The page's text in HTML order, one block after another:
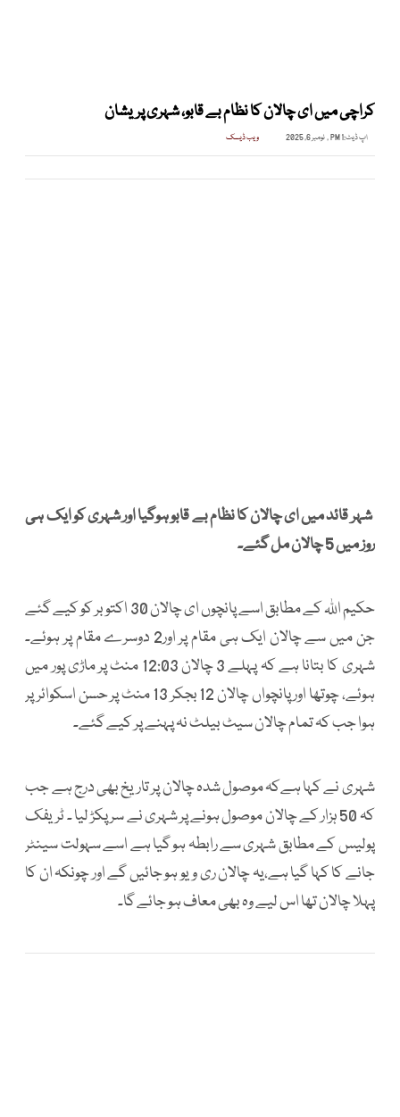
کراچی میں ای چالان کا نظام بے قابو، شہری پریشان
اپ ڈیٹ:1 PM , نومبر 6, 2025 ویب ڈیسک
شہر قائد میں ای چالان کا نظام بے قابو ہوگیا اور شہری کو ایک ہی
روز میں 5 چالان مل گئے۔
حکیم اللہ کے مطابق اسے پانچوں ای چالان 30 اکتوبر کو کیے گئے
جن میں سے چالان ایک ہی مقام پر اور2 دوسرے مقام پر ہوئے۔
شہری کا بتانا ہے کہ پہلے 3 چالان 12:03 منٹ پر ماڑی پور میں
ہوئے، چوتھا اور پانچواں چالان 12 بجکر 13 منٹ پر حسن اسکوائر پر
ہوا جب کہ تمام چالان سیٹ بیلٹ نہ پہنے پر کیے گئے۔
شہری نے کہا ہےکہ موصول شدہ چالان پر تاریخ بھی درج ہے جب
کہ 50 ہزار کے چالان موصول ہونے پر شہری نے سر پکڑ لیا ۔ ٹریفک
پولیس کے مطابق شہری سے رابطہ ہو گیا ہے اسے سہولت سینٹر
جانے کا کہا گیا ہے،یہ چالان ری ویو ہو جائیں گے اور چونکہ ان کا
پہلا چالان تھا اس لیے وہ بھی معاف ہو جائے گا۔